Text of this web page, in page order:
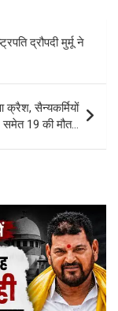
द्रौपदी मुर्मू ने
क्रैश, सैन्यकर्मियों
समेत 19 की मौत…